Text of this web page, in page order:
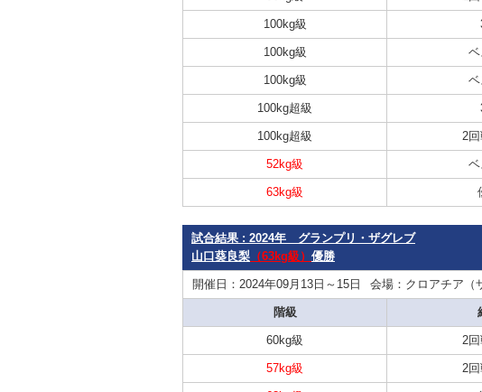
100kg級
100kg級
100kg級
100kg超級
100kg超級 2
52kg級
63kg級
試合結果 : 2024年 グランプリ・ザグレブ
山口葵良梨 （63kg級） 優勝
開催日：2024年09月13日～15日 会場：クロアチア（
階級
60kg級 2
57kg級 2